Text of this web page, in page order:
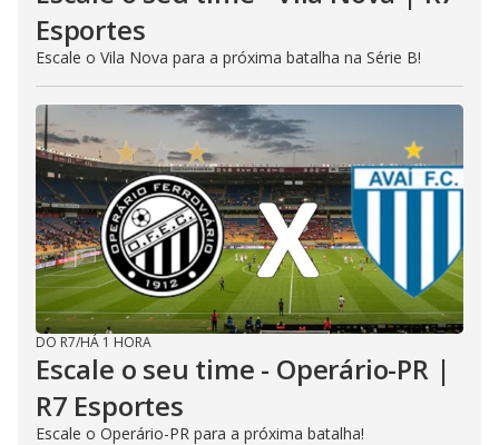
Esportes
Escale o Vila Nova para a próxima batalha na Série B!
DO R7/HÁ 1 HORA
Escale o seu time - Operário-PR |
R7 Esportes
Escale o Operário-PR para a próxima batalha!